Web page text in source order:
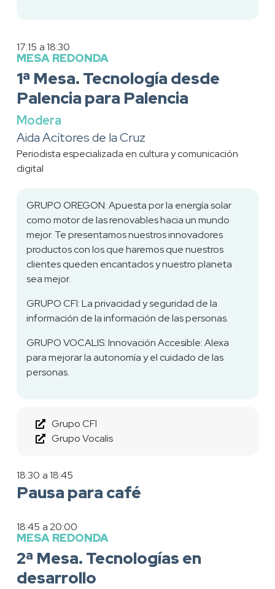
17:15 a 18:30
MESA REDONDA
1ª Mesa. Tecnología desde
Palencia para Palencia
Modera
Aida Acítores de la Cruz
Periodista especializada en cultura y comunicación
digital
GRUPO OREGON: Apuesta por la energía solar
como motor de las renovables hacia un mundo
mejor. Te presentamos nuestros innovadores
productos con los que haremos que nuestros
clientes queden encantados y nuestro planeta
sea mejor.
GRUPO CFI: La privacidad y seguridad de la
información de la información de las personas.
GRUPO VOCALIS: Innovación Accesible: Alexa
para mejorar la autonomía y el cuidado de las
personas.
Grupo CFI
Grupo Vocalis
18:30 a 18:45
Pausa para café
18:45 a 20:00
MESA REDONDA
2ª Mesa. Tecnologías en
desarrollo